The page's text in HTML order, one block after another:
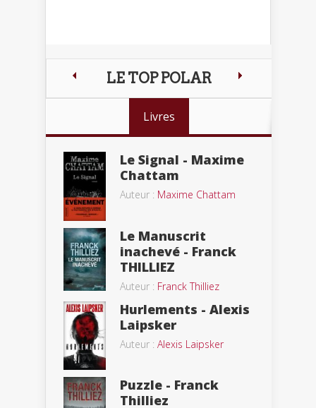
LE TOP POLAR
Livres
Le Signal - Maxime
Chattam
Auteur : Maxime Chattam
Le Manuscrit
inachevé - Franck
THILLIEZ
Auteur : Franck Thilliez
Hurlements - Alexis
Laipsker
Auteur : Alexis Laipsker
Puzzle - Franck
Thilliez